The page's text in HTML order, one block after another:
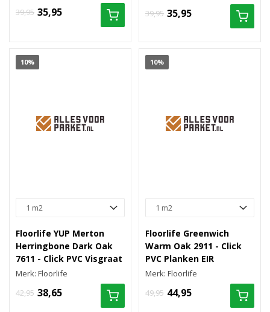
39,95 35,95
39,95 35,95
10%
Floorlife YUP Merton
Herringbone Dark Oak
7611 - Click PVC Visgraat
Merk: Floorlife
42,95 38,65
10%
Floorlife Greenwich
Warm Oak 2911 - Click
PVC Planken EIR
Merk: Floorlife
49,95 44,95